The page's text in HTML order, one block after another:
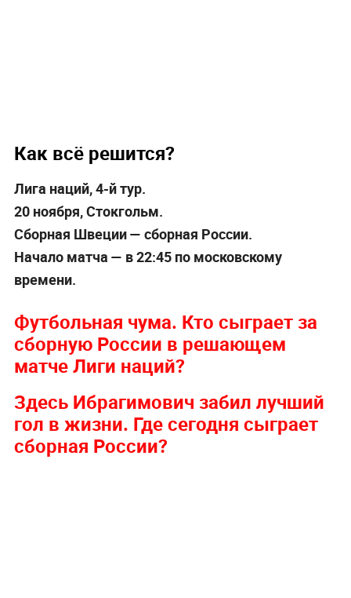
Как всё решится?
Лига наций, 4-й тур.
20 ноября, Стокгольм.
Сборная Швеции — сборная России.
Начало матча — в 22:45 по московскому
времени.
Футбольная чума. Кто сыграет за
сборную России в решающем
матче Лиги наций?
Здесь Ибрагимович забил лучший
гол в жизни. Где сегодня сыграет
сборная России?